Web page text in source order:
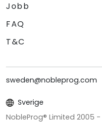
Jobb
FAQ
T&C
sweden@nobleprog.com
Sverige
NobleProg® Limited 2005 -